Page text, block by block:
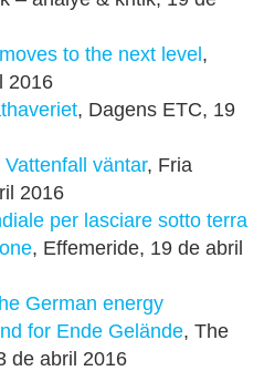
to the next level ,
2016
, Dagens ETC, 19
väntar, Fria
2016
per lasciare sotto terra
, Effemeride, 19 de abril
German energy
for Ende Gelände, The
de abril 2016